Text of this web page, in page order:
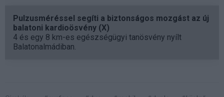
Pulzusméréssel segíti a biztonságos mozgást az új
balatoni kardioösvény (X)
4 és egy 8 km-es egészségügyi tanösvény nyílt
Balatonalmádiban.